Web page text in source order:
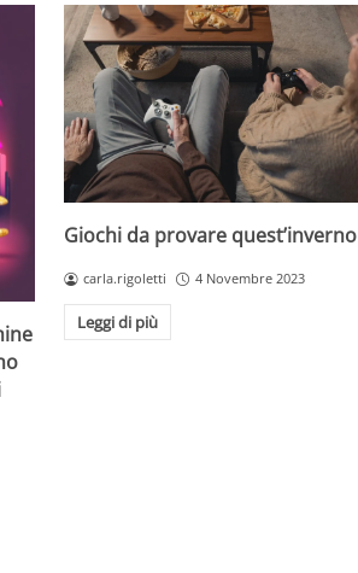
Giochi da provare quest’inverno
carla.rigoletti 4 Novembre 2023
Leggi di più